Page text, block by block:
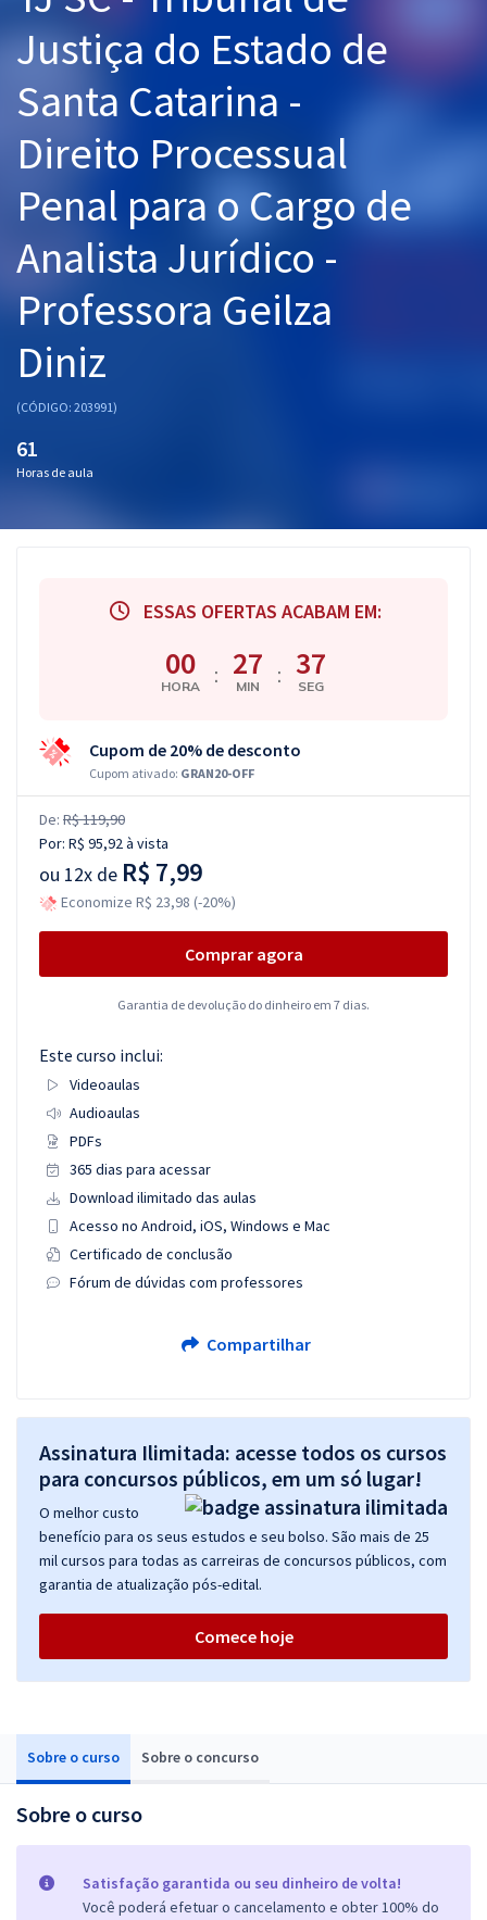
Graduação
Mentorias
Questões grátis
Conteúdo gratuito
Blog
Aprovados
Atendimento
Justiça do Estado de
Santa Catarina -
Direito Processual
Penal para o Cargo de
Analista Jurídico -
Professora Geilza
Diniz
(CÓDIGO: 203991)
61
Horas de aula
Sobre o curso Sobre o concurso
Sobre o curso
Satisfação garantida ou seu dinheiro de volta!
Você poderá efetuar o cancelamento e obter 100% do
ESSAS OFERTAS ACABAM EM:
00
HORA : 27
MIN : 36
SEG
Cupom de 20% de desconto
Cupom ativado: GRAN20-OFF
De: R$ 119,90
Por: R$ 95,92à vista
ou 12x de R$ 7,99
Economize R$ 23,98 (-20%)
Comprar agora
Garantia de devolução do dinheiro em 7 dias.
Este curso inclui:
Videoaulas
Audioaulas
PDFs
365 dias para acessar
Download ilimitado das aulas
Acesso no Android, iOS, Windows e Mac
Certificado de conclusão
Fórum de dúvidas com professores
Compartilhar
Assinatura Ilimitada: acesse todos os cursos
para concursos públicos, em um só lugar!
O melhor custo
benefício para os seus estudos e seu bolso. São mais de 25
mil cursos para todas as carreiras de concursos públicos, com
garantia de atualização pós-edital.
Comece hoje